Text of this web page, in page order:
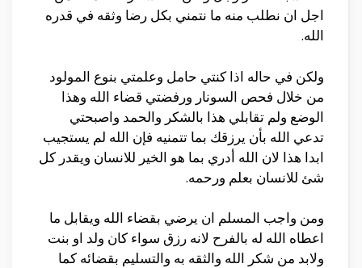
اجل ان نطلب منه ما نتمني بكل رضا وثقه في قدره
الله.
ولكن في حاله اذا كنتي حامل وعلمتي بنوع المولود
من خلال فحص السونار ورفضتي قضاء الله وهذا
الوضع ولم تقابلي هذا بالشكر والحمد واصبحتي
تدعي الله بأن يرزقك بما تتمنيه فإن الله لم يستجيب
ابدا هذا لان الله أدري بما هو الخير للانسان ويقدر كل
شئ للانسان بعلم ورحمه.
ومن واجب المسلم ان يرضي بقضاء الله ويقابل ما
اعطاه الله له بالفرح لانه رزق سواء كان ولد او بنت
ولابد من شكر الله والثقه به والتسليم بقضائه كما